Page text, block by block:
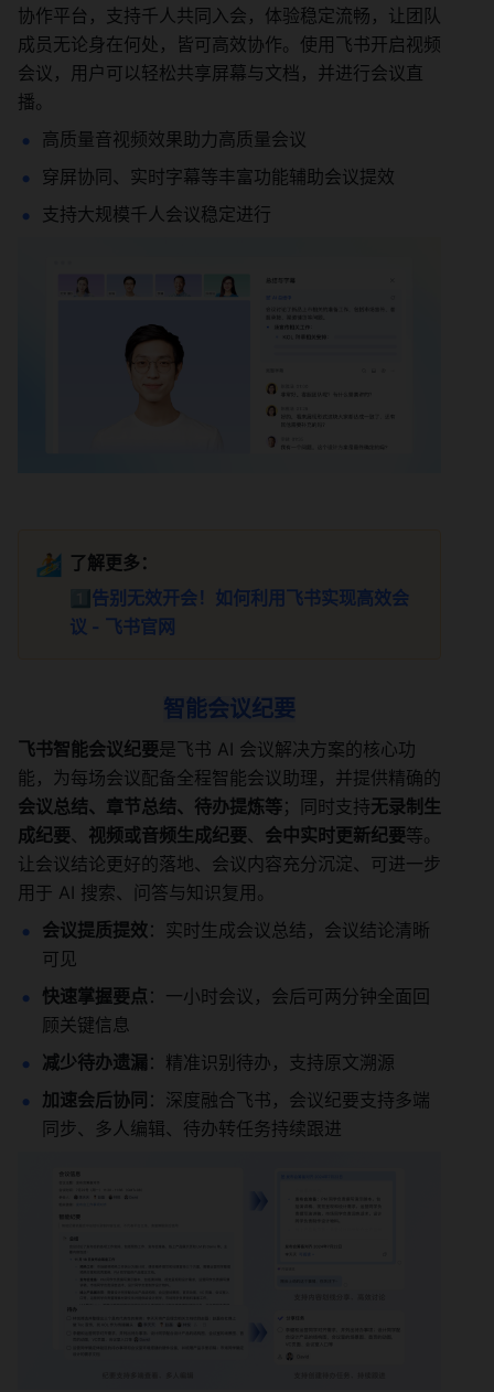
协作平台，支持千人共同入会，体验稳定流畅，让团队
成员无论身在何处，皆可高效协作。使用飞书开启视频
会议，用户可以轻松共享屏幕与文档，并进行会议直
播。
高质量音视频效果助力高质量会议
穿屏协同、实时字幕等丰富功能辅助会议提效
支持大规模千人会议稳定进行
🏄 了解更多：
告别无效开会！如何利用飞书实现高效会
议 - 飞书官网
智能会议纪要
飞书智能会议纪要是飞书 AI 会议解决方案的核心功
能，为每场会议配备全程智能会议助理，并提供精确的
会议总结、章节总结、待办提炼等；同时支持无录制生
成纪要、 视频或音频生成纪要、 会中实时更新纪要等。
让会议结论更好的落地、会议内容充分沉淀、可进一步
用于 AI 搜索、问答与知识复用。
会议提质提效：实时生成会议总结，会议结论清晰
可见
快速掌握要点 ：一小时会议，会后可两分钟全面回
顾关键信息
减少待办遗漏 ：精准识别待办，支持原文溯源
加速会后协同 ：深度融合飞书，会议纪要支持多端
同步、多人编辑、待办转任务持续跟进